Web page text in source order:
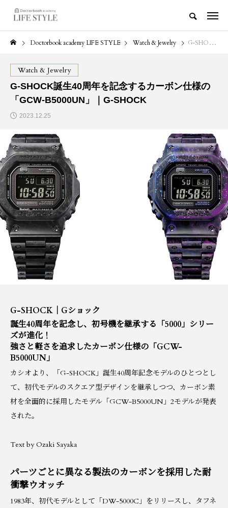
Doctorbook academy LIFE STYLE Watch & Jewelry G-SHOCK誕生40周年を記念するカーボン仕様の「GCW-B5000UN」｜G-SHOCK
Watch & Jewelry
G-SHOCK誕生40周年を記念するカーボン仕様の
「GCW-B5000UN」｜G-SHOCK
2023.12.25
G-SHOCK｜Gショック
誕生40周年を記念し、初号機を継承する「5000」シリー
ズが進化！
強さと軽さを追求したカーボン仕様の「GCW-
B5000UN」
カシオより、「G-SHOCK」誕生40周年記念モデルのひとつとし
て、初代モデルのスクエア型デザインを継承しつつ、カーボン素
材を全面的に採用したモデル「GCW-B5000UN」2モデルが発表
された。
Text by Ozaki Sayaka
パーツごとに異なる製法のカーボンを採用した耐
衝撃ウオッチ
1983年、初代モデルとして「DW-5000C」をリリースし、タフネ